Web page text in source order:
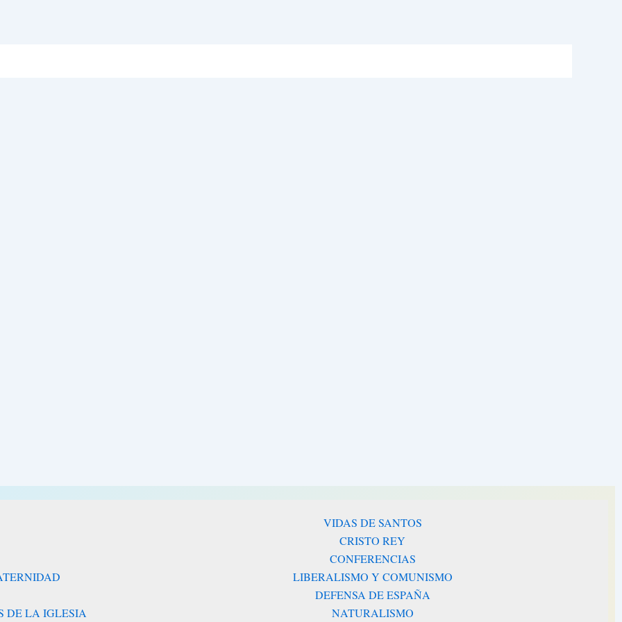
DE LA IGLESIA
VIDAS DE SANTOS
CRISTO REY
CONFERENCIAS
LIBERALISMO Y COMUNISMO
DEFENSA DE ESPAÑA
NATURALISMO